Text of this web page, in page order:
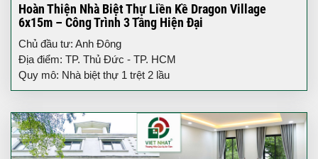
Hoàn Thiện Nhà Biệt Thự Liền Kề Dragon Village
6x15m – Công Trình 3 Tầng Hiện Đại
Chủ đầu tư: Anh Đông
Địa điểm: TP. Thủ Đức - TP. HCM
Quy mô: Nhà biệt thự 1 trệt 2 lầu